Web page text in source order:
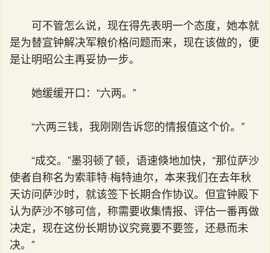
可不管怎么说，现在得先表明一个态度，她本就
是为替宣钟解决军粮价格问题而来，现在该做的，便
是让明昭公主再妥协一步。
她缓缓开口：“六两。”
“六两三钱，我刚刚告诉您的情报值这个价。”
“成交。”墨羽顿了顿，语速倏地加快，“那位萨沙
使者自称名为索菲特·梅特迪尔，本来我们在去年秋
天访问萨沙时，就该签下长期合作协议。但宣钟殿下
认为萨沙不够可信，称需要收集情报、评估一番再做
决定，现在这份长期协议究竟要不要签，还悬而未
决。”